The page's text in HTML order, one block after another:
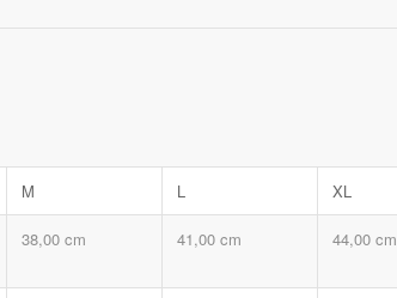
M L XL
38,00 cm 41,00 cm 44,00 cm